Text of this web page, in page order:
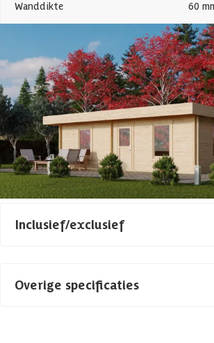
Wanddikte 60
Houtbehandeling
Dakvorm Plat
Maatwerk mogelijk
Houtsoort
Levertijd Out
Azalp artikelcode
Toon alle
Inclusief/exclusief
Overige specificaties